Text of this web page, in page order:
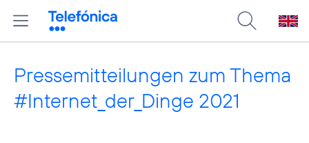
Pressemitteilungen zum Thema
#Internet_der_Dinge 2021